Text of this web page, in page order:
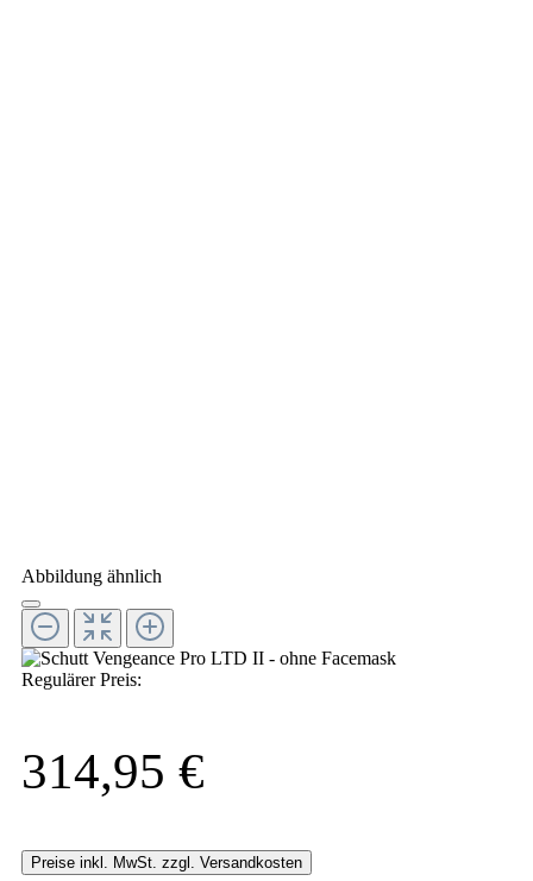
Abbildung ähnlich
Regulärer Preis:
314,95 €
Preise inkl. MwSt. zzgl. Versandkosten